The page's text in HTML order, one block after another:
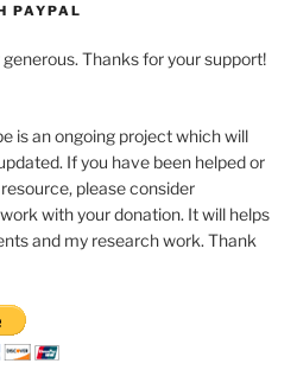
PAYPAL
generous. Thanks for your support!
is an ongoing project which will
If you have been helped or
please consider
with your donation. It will helps
and my research work. Thank